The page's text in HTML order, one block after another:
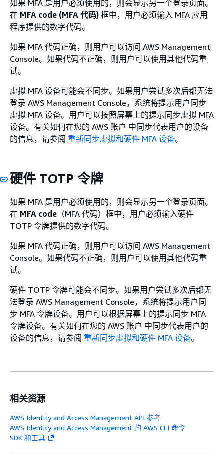
如果 MFA 是用户必须使用的，则会显示另一个登录页面。
在 MFA code (MFA 代码) 框中，用户必须输入 MFA 应用
程序提供的数字代码。
如果 MFA 代码正确，则用户可以访问 AWS Management
Console。如果代码不正确，则用户可以使用其他代码重
试。
虚拟 MFA 设备可能会不同步。如果用户尝试多次后都无法
登录 AWS Management Console，系统将提示用户同步
虚拟 MFA 设备。用户可以按照屏幕上的提示同步虚拟 MFA
设备。有关如何在您的 AWS 账户 中同步代表用户的设备
的信息，请参阅 重新同步虚拟和硬件 MFA 设备。
硬件 TOTP 令牌
如果 MFA 是用户必须使用的，则会显示另一个登录页面。
在 MFA code （MFA 代码）框中，用户必须输入硬件
TOTP 令牌提供的数字代码。
如果 MFA 代码正确，则用户可以访问 AWS Management
Console。如果代码不正确，则用户可以使用其他代码重
试。
硬件 TOTP 令牌可能会不同步。如果用户尝试多次后都无
法登录 AWS Management Console，系统将提示用户同
步 MFA 令牌设备。用户可以根据屏幕上的提示同步 MFA
令牌设备。有关如何在您的 AWS 账户 中同步代表用户的
设备的信息，请参阅 重新同步虚拟和硬件 MFA 设备。
相关资源
AWS Identity and Access Management API 参考
AWS Identity and Access Management 的 AWS CLI 命令
SDK 和工具